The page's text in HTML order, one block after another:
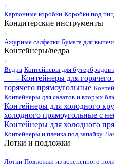
Картонные коробки Коробки под
Кондитерские инструменты
Ажурные салфетки Бумага для
Контейнеры/ведра
Ведра Контейнеры для бутербродов
- Контейнеры для горячего
горячего прямоугольные
Контейнеры для салатов и вторых
Контейнеры для холодного
холодного прямоугольные с
Контейнеры для холодного
Контейнеры и пленка под запайку
Лотки и подложки
Лотки Подложки из вспененного